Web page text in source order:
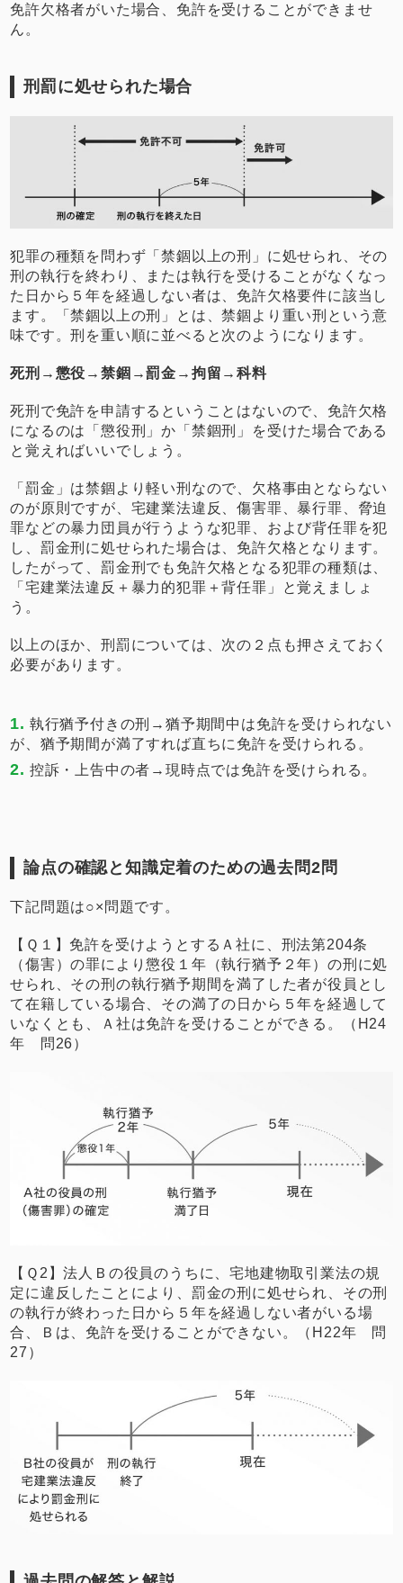
免許欠格者がいた場合、免許を受けることができませ
ん。
刑罰に処せられた場合
犯罪の種類を問わず「禁錮以上の刑」に処せられ、その
刑の執行を終わり、または執行を受けることがなくなっ
た日から５年を経過しない者は、免許欠格要件に該当し
ます。「禁錮以上の刑」とは、禁錮より重い刑という意
味です。刑を重い順に並べると次のようになります。
死刑→懲役→禁錮→罰金→拘留→科料
死刑で免許を申請するということはないので、免許欠格
になるのは「懲役刑」か「禁錮刑」を受けた場合である
と覚えればいいでしょう。
「罰金」は禁錮より軽い刑なので、欠格事由とならない
のが原則ですが、宅建業法違反、傷害罪、暴行罪、脅迫
罪などの暴力団員が行うような犯罪、および背任罪を犯
し、罰金刑に処せられた場合は、免許欠格となります。
したがって、罰金刑でも免許欠格となる犯罪の種類は、
「宅建業法違反＋暴力的犯罪＋背任罪」と覚えましょ
う。
以上のほか、刑罰については、次の２点も押さえておく
必要があります。
執行猶予付きの刑→猶予期間中は免許を受けられない
が、猶予期間が満了すれば直ちに免許を受けられる。
控訴・上告中の者→現時点では免許を受けられる。
論点の確認と知識定着のための過去問2問
下記問題は○×問題です。
【Ｑ１】免許を受けようとするＡ社に、刑法第204条
（傷害）の罪により懲役１年（執行猶予２年）の刑に処
せられ、その刑の執行猶予期間を満了した者が役員とし
て在籍している場合、その満了の日から５年を経過して
いなくとも、Ａ社は免許を受けることができる。（H24
年 問26）
【Ｑ2】法人Ｂの役員のうちに、宅地建物取引業法の規
定に違反したことにより、罰金の刑に処せられ、その刑
の執行が終わった日から５年を経過しない者がいる場
合、Ｂは、免許を受けることができない。（H22年 問
27）